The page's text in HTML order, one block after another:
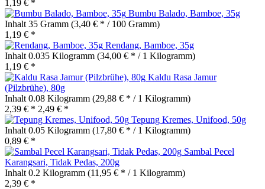
1,19 € *
Bumbu Balado, Bamboe, 35g
Inhalt 35 Gramm (3,40 € * / 100 Gramm)
1,19 € *
Rendang, Bamboe, 35g
Inhalt 0.035 Kilogramm (34,00 € * / 1 Kilogramm)
1,19 € *
Kaldu Rasa Jamur
(Pilzbrühe), 80g
Inhalt 0.08 Kilogramm (29,88 € * / 1 Kilogramm)
2,39 € * 2,49 € *
Tepung Kremes, Unifood, 50g
Inhalt 0.05 Kilogramm (17,80 € * / 1 Kilogramm)
0,89 € *
Sambal Pecel
Karangsari, Tidak Pedas, 200g
Inhalt 0.2 Kilogramm (11,95 € * / 1 Kilogramm)
2,39 € *